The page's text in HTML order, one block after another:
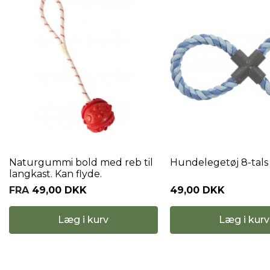
Naturgummi bold med reb til
langkast. Kan flyde.
FRA 49,00 DKK
Læg i kurv
Hundelegetøj 8-tals
49,00 DKK
Læg i kurv